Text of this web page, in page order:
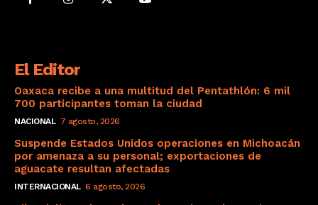
El Editor
Oaxaca recibe a una multitud del Pentathlón: 6 mil
700 participantes toman la ciudad
NACIONAL 7 agosto, 2026
Suspende Estados Unidos operaciones en Michoacán
por amenaza a su personal; exportaciones de
aguacate resultan afectadas
INTERNACIONAL 6 agosto, 2026